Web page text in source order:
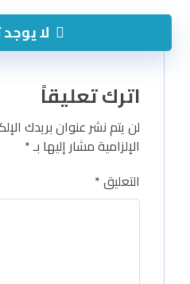
لا
اترك تعليقاً
لن يتم نشر عنوان بريدك
الإلزامية مشار إليها بـ*
التعليق*